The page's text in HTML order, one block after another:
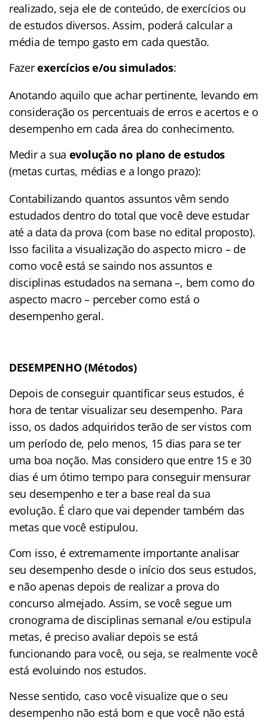
realizado, seja ele de conteúdo, de exercícios ou
de estudos diversos. Assim, poderá calcular a
média de tempo gasto em cada questão.
Fazerexercícios e/ou simulados:
Anotando aquilo que achar pertinente, levando em
consideração os percentuais de erros e acertos e o
desempenho em cada área do conhecimento.
Medir a sua evolução no plano de estudos
(metas curtas, médias e a longo prazo):
Contabilizando quantos assuntos vêm sendo
estudados dentro do total que você deve estudar
até a data da prova (com base no edital proposto).
Isso facilita a visualização do aspecto micro – de
como você está se saindo nos assuntos e
disciplinas estudados na semana –, bem como do
aspecto macro – perceber como está o
desempenho geral.
DESEMPENHO (Métodos)
Depois de conseguir quantificar seus estudos, é
hora de tentar visualizar seu desempenho. Para
isso, os dados adquiridos terão de ser vistos com
um período de, pelo menos, 15 dias para se ter
uma boa noção. Mas considero que entre 15 e 30
dias é um ótimo tempo para conseguir mensurar
seu desempenho e ter a base real da sua
evolução. É claro que vai depender também das
metas que você estipulou.
Com isso, é extremamente importante analisar
seu desempenho desde o início dos seus estudos,
e não apenas depois de realizar a prova do
concurso almejado. Assim, se você segue um
cronograma de disciplinas semanal e/ou estipula
metas, é preciso avaliar depois se está
funcionando para você, ou seja, se realmente você
está evoluindo nos estudos.
Nesse sentido, caso você visualize que o seu
desempenho não está bom e que você não está